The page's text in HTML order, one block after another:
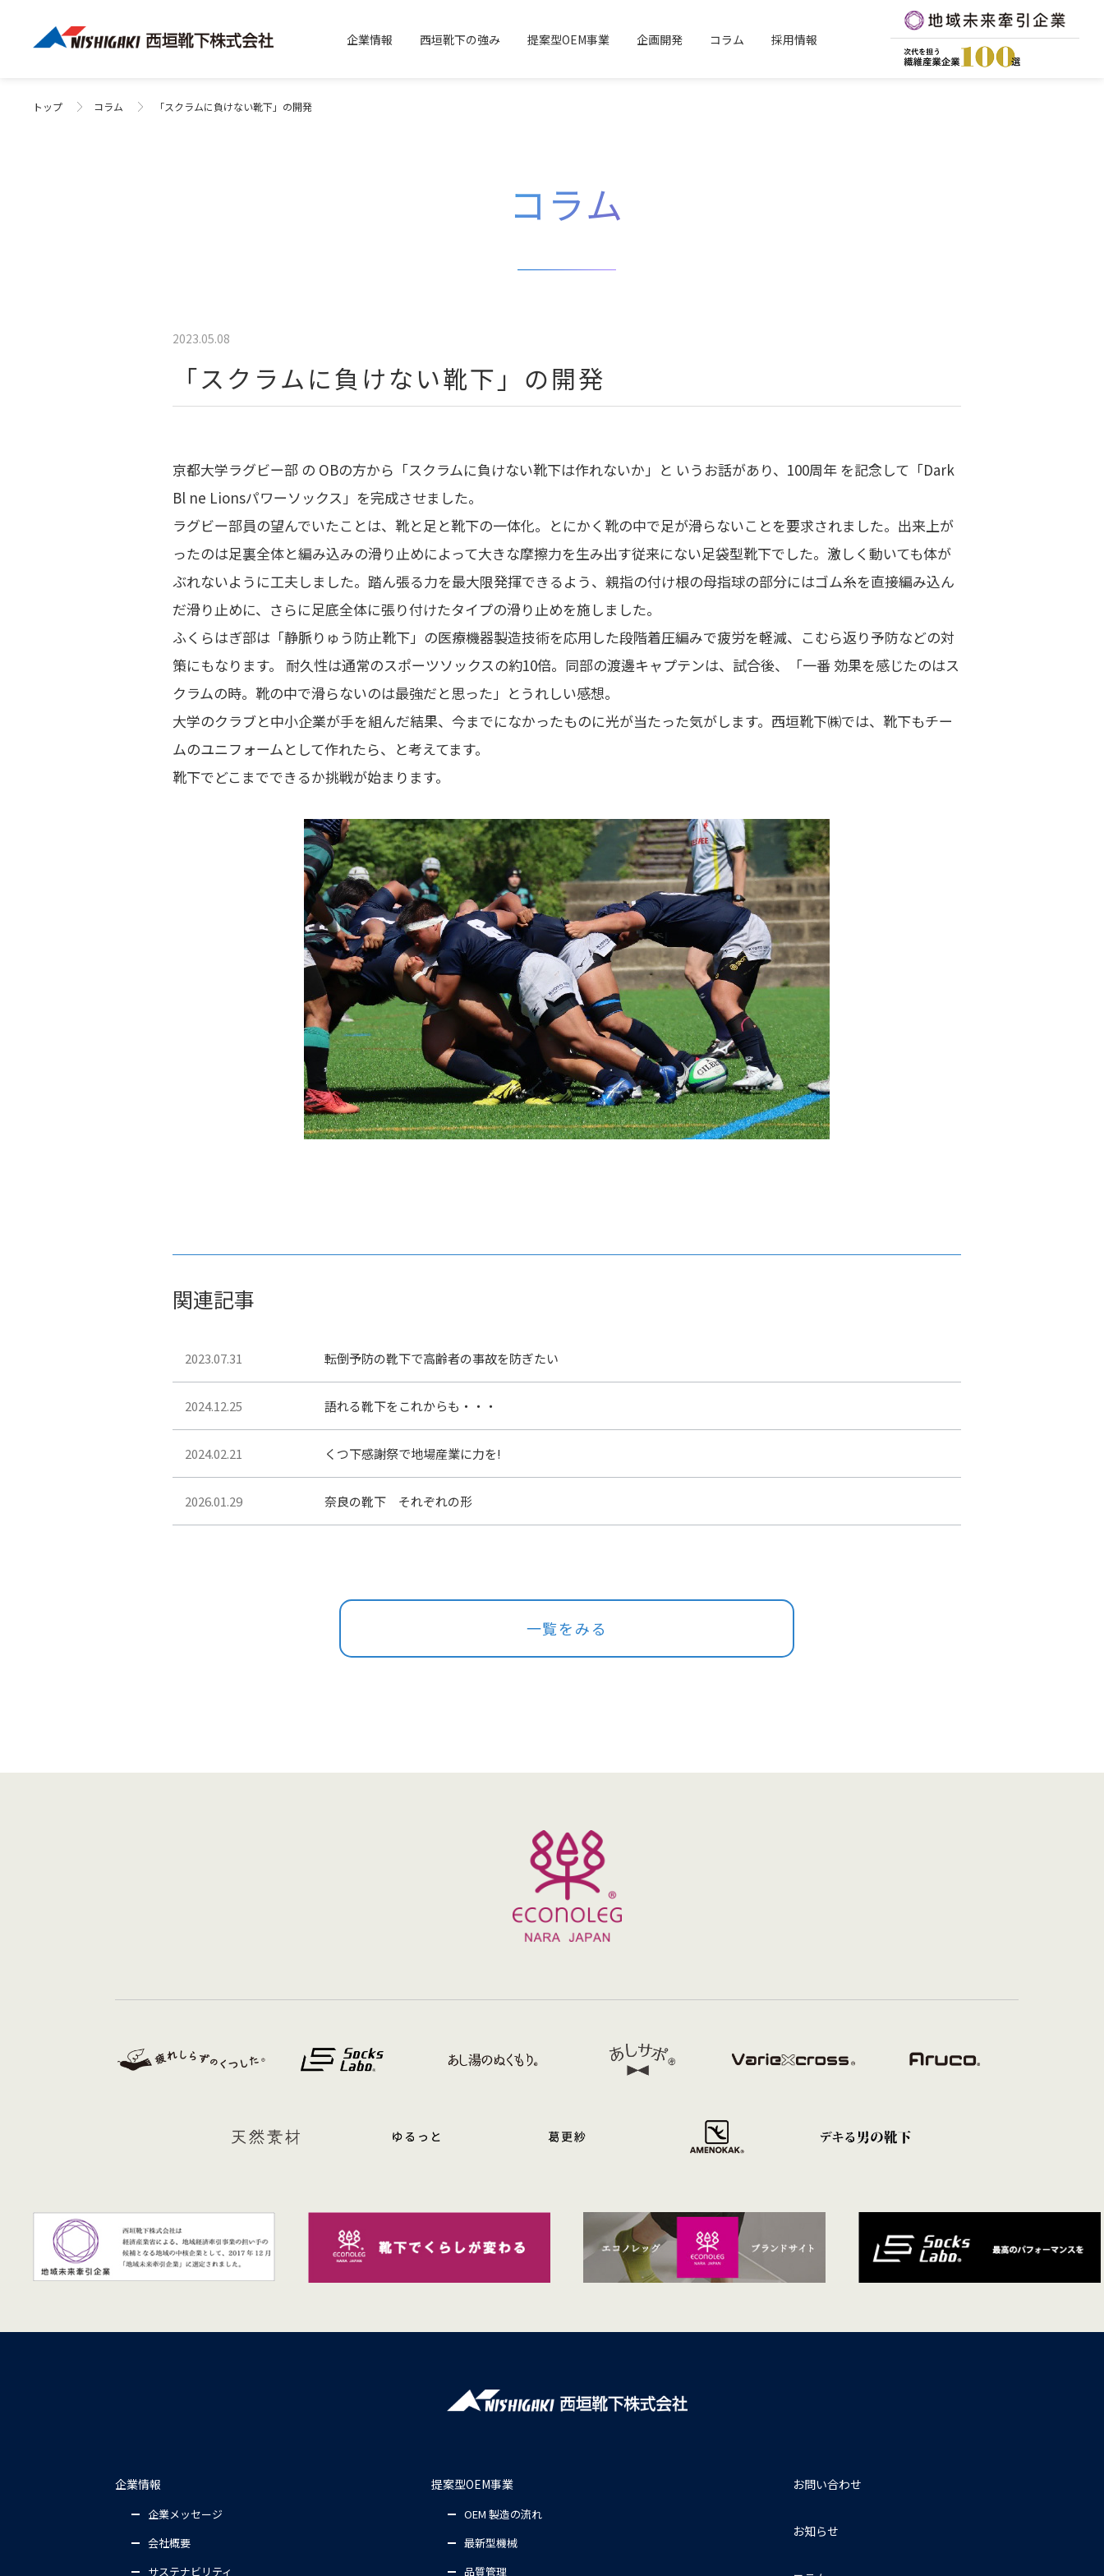
企業情報 西垣靴下の強み 提案型OEM事業 企画開発 コラム 採用情報
トップ コラム 「スクラムに負けない靴下」の開発
コラム
2023.05.08
「スクラムに負けない靴下」の開発
京都大学ラグビー部 の OBの方から「スクラムに負けない靴下は作れないか」と いうお話があり、100周年 を記念して「Dark
Bl ne Lionsパワーソックス」を完成させました。
ラグビー部員の望んでいたことは、靴と足と靴下の一体化。とにかく靴の中で足が滑らないことを要求されました。出来上が
ったのは足裏全体と編み込みの滑り止めによって大きな摩擦力を生み出す従来にない足袋型靴下でした。激しく動いても体が
ぶれないように工夫しました。踏ん張る力を最大限発揮できるよう、親指の付け根の母指球の部分にはゴム糸を直接編み込ん
だ滑り止めに、さらに足底全体に張り付けたタイプの滑り止めを施しました。
ふくらはぎ部は「静脈りゅう防止靴下」の医療機器製造技術を応用した段階着圧編みで疲労を軽減、こむら返り予防などの対
策にもなります。 耐久性は通常のスポーツソックスの約10倍。同部の渡邊キャプテンは、試合後、「一番 効果を感じたのはス
クラムの時。靴の中で滑らないのは最強だと思った」とうれしい感想。
大学のクラブと中小企業が手を組んだ結果、今までになかったものに光が当たった気がします。西垣靴下㈱では、靴下もチー
ムのユニフォームとして作れたら、と考えてます。
靴下でどこまでできるか挑戦が始まります。
関連記事
2023.07.31 転倒予防の靴下で高齢者の事故を防ぎたい
2024.12.25 語れる靴下をこれからも・・・
2024.02.21 くつ下感謝祭で地場産業に力を!
2026.01.29 奈良の靴下 それぞれの形
一覧をみる
企業情報
企業メッセージ
会社概要
サステナビリティ
提案型OEM事業
OEM 製造の流れ
最新型機械
品質管理
お問い合わせ
お知らせ